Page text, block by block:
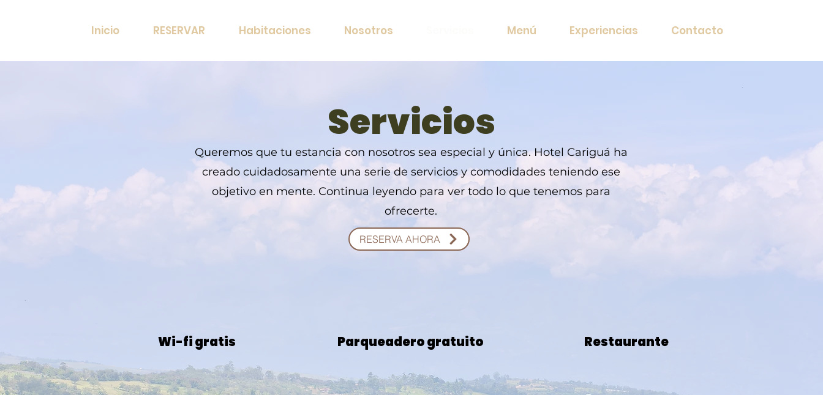
Inicio RESERVAR Habitaciones Nosotros Menú Experiencias Contacto
Servicios
Queremos que tu estancia con nosotros sea especial y única. Hotel Cariguá ha
creado cuidadosamente una serie de servicios y comodidades teniendo ese
objetivo en mente. Continua leyendo para ver todo lo que tenemos para
ofrecerte.
RESERVA AHORA
Wi-fi gratis Parqueadero gratuito Restaurante